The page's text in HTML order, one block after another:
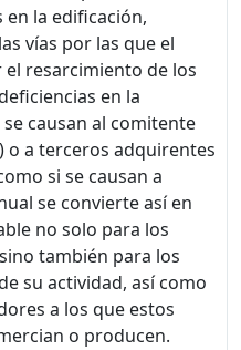
en la edificación,
vías por las que el
resarcimiento de los
en la
causan al comitente
a terceros adquirentes
si se causan a
se convierte así en
no solo para los
también para los
su actividad, así como
a los que estos
o producen.